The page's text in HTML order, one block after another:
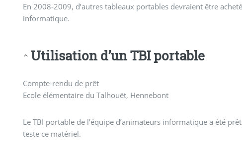
En 2008-2009, d’autres tableaux portables devraient être
informatique.
Utilisation d’un TBI portable
Compte-rendu de prêt
Ecole élémentaire du Talhouët, Hennebont
Le TBI portable de l’équipe d’animateurs informatique a été
teste ce matériel.